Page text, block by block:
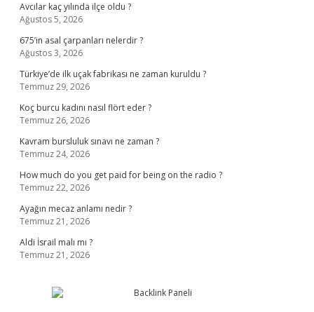
Avcılar kaç yılında ilçe oldu ?
Ağustos 5, 2026
675’in asal çarpanları nelerdir ?
Ağustos 3, 2026
Türkiye’de ilk uçak fabrikası ne zaman kuruldu ?
Temmuz 29, 2026
Koç burcu kadını nasıl flört eder ?
Temmuz 26, 2026
Kavram bursluluk sınavı ne zaman ?
Temmuz 24, 2026
How much do you get paid for being on the radio ?
Temmuz 22, 2026
Ayağın mecaz anlamı nedir ?
Temmuz 21, 2026
Aldi İsrail malı mı ?
Temmuz 21, 2026